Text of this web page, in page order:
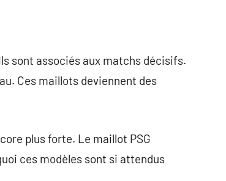
sont associés aux matchs décisifs.
Ces maillots deviennent des
plus forte. Le maillot PSG
ces modèles sont si attendus